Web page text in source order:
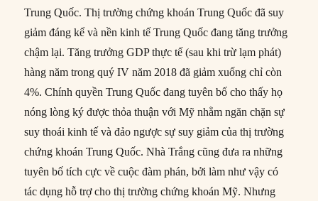
Trung Quốc. Thị trường chứng khoán Trung Quốc đã suy
giảm đáng kể và nền kinh tế Trung Quốc đang tăng trưởng
chậm lại. Tăng trưởng GDP thực tế (sau khi trừ lạm phát)
hàng năm trong quý IV năm 2018 đã giảm xuống chỉ còn
4%. Chính quyền Trung Quốc đang tuyên bố cho thấy họ
nóng lòng ký được thỏa thuận với Mỹ nhằm ngăn chặn sự
suy thoái kinh tế và đảo ngược sự suy giảm của thị trường
chứng khoán Trung Quốc. Nhà Trắng cũng đưa ra những
tuyên bố tích cực về cuộc đàm phán, bởi làm như vậy có
tác dụng hỗ trợ cho thị trường chứng khoán Mỹ. Nhưng